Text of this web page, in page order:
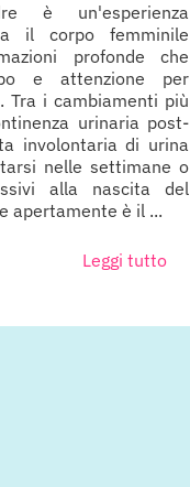
è un'esperienza
il corpo femminile
profonde che
e attenzione per
Tra i cambiamenti più
urinaria post-
involontaria di urina
nelle settimane o
alla nascita del
apertamente è il ...
Leggi tutto